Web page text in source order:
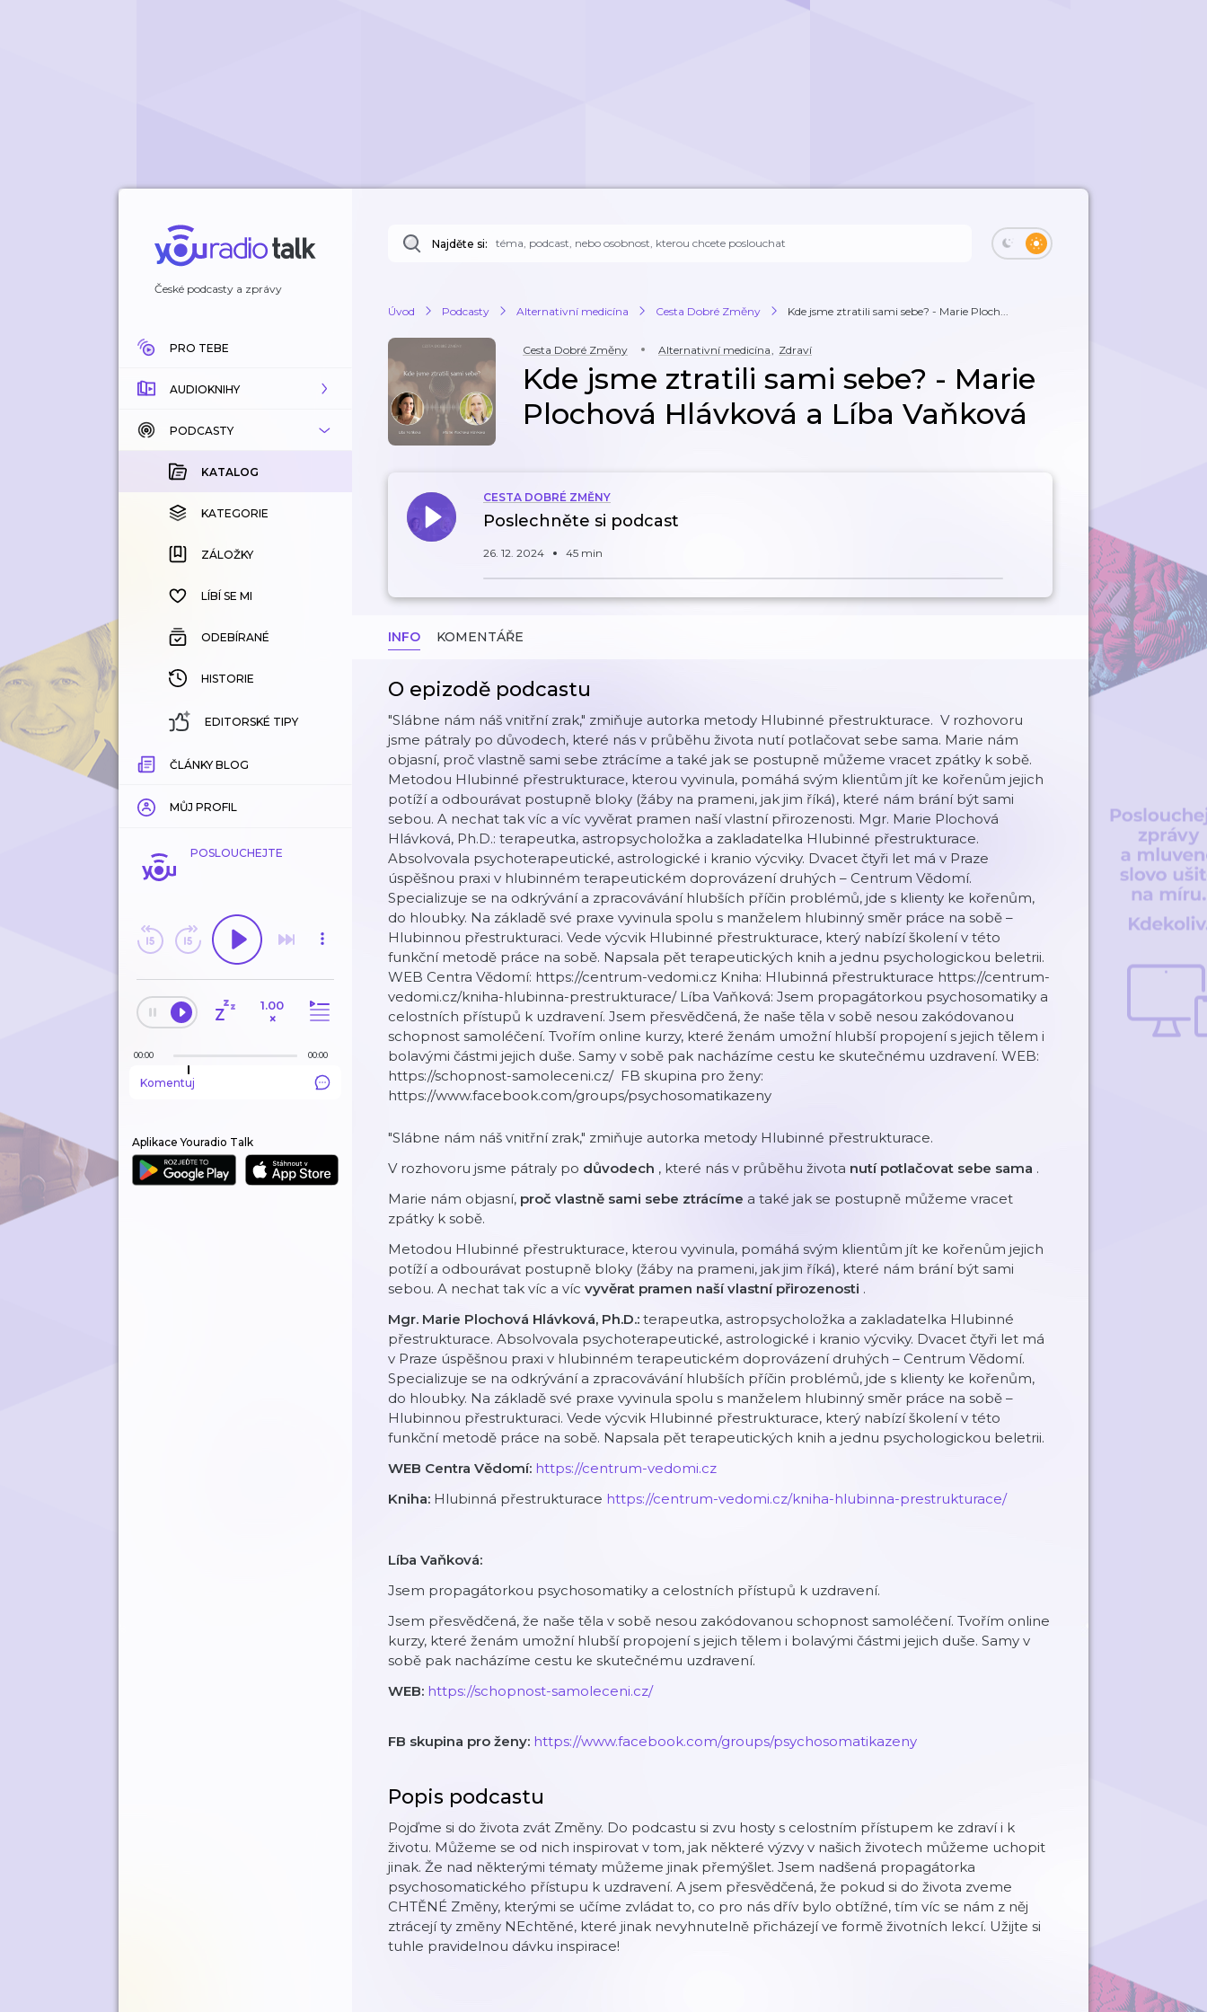
České podcasty a zprávy
PRO TEBE
AUDIOKNIHY
KATALOG
KOUPENÉ
KATEGORIE
ZÁLOŽKY
HISTORIE
PODCASTY
KATALOG
KATEGORIE
ZÁLOŽKY
LÍBÍ SE MI
ODEBÍRANÉ
HISTORIE
EDITORSKÉ TIPY
ČLÁNKY BLOG
MŮJ PROFIL
POSLOUCHEJTE
1.00
×
00:00 00:00
Komentuj
Aplikace Youradio Talk
Najděte si:
Úvod Podcasty Alternativní medicína Cesta Dobré Změny Kde jsme ztratili sami sebe? - Marie Ploch...
Cesta Dobré Změny Alternativní medicína, Zdraví
Kde jsme ztratili sami sebe? - Marie
Plochová Hlávková a Líba Vaňková
CESTA DOBRÉ ZMĚNY
Poslechněte si podcast
26. 12. 2024 45 min
INFO KOMENTÁŘE
O epizodě podcastu
"Slábne nám náš vnitřní zrak," zmiňuje autorka metody Hlubinné přestrukturace. V rozhovoru
jsme pátraly po důvodech, které nás v průběhu života nutí potlačovat sebe sama. Marie nám
objasní, proč vlastně sami sebe ztrácíme a také jak se postupně můžeme vracet zpátky k sobě.
Metodou Hlubinné přestrukturace, kterou vyvinula, pomáhá svým klientům jít ke kořenům jejich
potíží a odbourávat postupně bloky (žáby na prameni, jak jim říká), které nám brání být sami
sebou. A nechat tak víc a víc vyvěrat pramen naší vlastní přirozenosti. Mgr. Marie Plochová
Hlávková, Ph.D.: terapeutka, astropsycholožka a zakladatelka Hlubinné přestrukturace.
Absolvovala psychoterapeutické, astrologické i kranio výcviky. Dvacet čtyři let má v Praze
úspěšnou praxi v hlubinném terapeutickém doprovázení druhých – Centrum Vědomí.
Specializuje se na odkrývání a zpracovávání hlubších příčin problémů, jde s klienty ke kořenům,
do hloubky. Na základě své praxe vyvinula spolu s manželem hlubinný směr práce na sobě –
Hlubinnou přestrukturaci. Vede výcvik Hlubinné přestrukturace, který nabízí školení v této
funkční metodě práce na sobě. Napsala pět terapeutických knih a jednu psychologickou beletrii.
WEB Centra Vědomí: https://centrum-vedomi.cz Kniha: Hlubinná přestrukturace https://centrum-
vedomi.cz/kniha-hlubinna-prestrukturace/ Líba Vaňková: Jsem propagátorkou psychosomatiky a
celostních přístupů k uzdravení. Jsem přesvědčená, že naše těla v sobě nesou zakódovanou
schopnost samoléčení. Tvořím online kurzy, které ženám umožní hlubší propojení s jejich tělem i
bolavými částmi jejich duše. Samy v sobě pak nacházíme cestu ke skutečnému uzdravení. WEB:
https://schopnost-samoleceni.cz/ FB skupina pro ženy:
https://www.facebook.com/groups/psychosomatikazeny
"Slábne nám náš vnitřní zrak," zmiňuje autorka metody Hlubinné přestrukturace.
V rozhovoru jsme pátraly po důvodech , které nás v průběhu života nutí potlačovat sebe sama .
Marie nám objasní, proč vlastně sami sebe ztrácíme a také jak se postupně můžeme vracet
zpátky k sobě.
Metodou Hlubinné přestrukturace, kterou vyvinula, pomáhá svým klientům jít ke kořenům jejich
potíží a odbourávat postupně bloky (žáby na prameni, jak jim říká), které nám brání být sami
sebou. A nechat tak víc a víc vyvěrat pramen naší vlastní přirozenosti .
Mgr. Marie Plochová Hlávková, Ph.D.: terapeutka, astropsycholožka a zakladatelka Hlubinné
přestrukturace. Absolvovala psychoterapeutické, astrologické i kranio výcviky. Dvacet čtyři let má
v Praze úspěšnou praxi v hlubinném terapeutickém doprovázení druhých – Centrum Vědomí.
Specializuje se na odkrývání a zpracovávání hlubších příčin problémů, jde s klienty ke kořenům,
do hloubky. Na základě své praxe vyvinula spolu s manželem hlubinný směr práce na sobě –
Hlubinnou přestrukturaci. Vede výcvik Hlubinné přestrukturace, který nabízí školení v této
funkční metodě práce na sobě. Napsala pět terapeutických knih a jednu psychologickou beletrii.
WEB Centra Vědomí: https://centrum-vedomi.cz
Kniha: Hlubinná přestrukturace https://centrum-vedomi.cz/kniha-hlubinna-prestrukturace/
Líba Vaňková:
Jsem propagátorkou psychosomatiky a celostních přístupů k uzdravení.
Jsem přesvědčená, že naše těla v sobě nesou zakódovanou schopnost samoléčení. Tvořím online
kurzy, které ženám umožní hlubší propojení s jejich tělem i bolavými částmi jejich duše. Samy v
sobě pak nacházíme cestu ke skutečnému uzdravení.
WEB: https://schopnost-samoleceni.cz/
FB skupina pro ženy: https://www.facebook.com/groups/psychosomatikazeny
Popis podcastu
Pojďme si do života zvát Změny. Do podcastu si zvu hosty s celostním přístupem ke zdraví i k
životu. Můžeme se od nich inspirovat v tom, jak některé výzvy v našich životech můžeme uchopit
jinak. Že nad některými tématy můžeme jinak přemýšlet. Jsem nadšená propagátorka
psychosomatického přístupu k uzdravení. A jsem přesvědčená, že pokud si do života zveme
CHTĚNÉ Změny, kterými se učíme zvládat to, co pro nás dřív bylo obtížné, tím víc se nám z něj
ztrácejí ty změny NEchtěné, které jinak nevyhnutelně přicházejí ve formě životních lekcí. Užijte si
tuhle pravidelnou dávku inspirace!